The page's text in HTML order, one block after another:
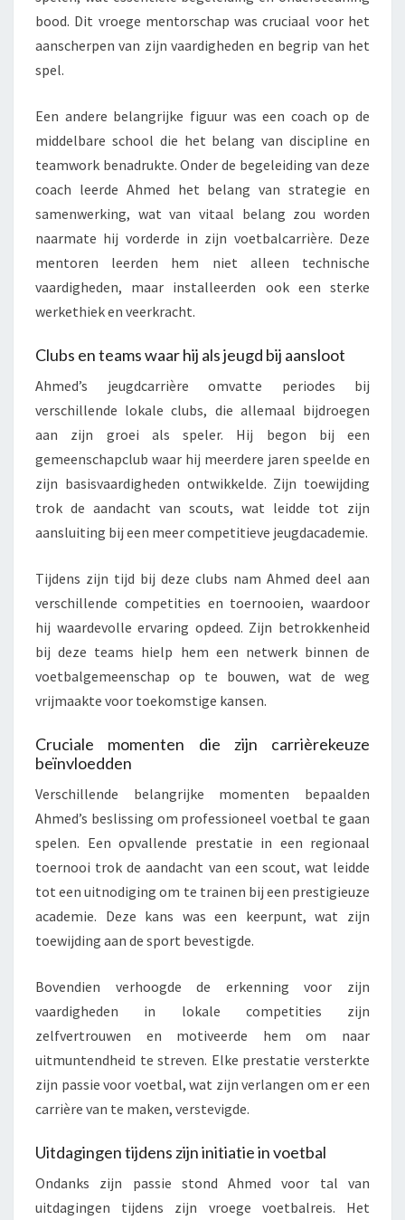
bood. Dit vroege mentorschap was cruciaal voor het
aanscherpen van zijn vaardigheden en begrip van het
spel.
Een andere belangrijke figuur was een coach op de
middelbare school die het belang van discipline en
teamwork benadrukte. Onder de begeleiding van deze
coach leerde Ahmed het belang van strategie en
samenwerking, wat van vitaal belang zou worden
naarmate hij vorderde in zijn voetbalcarrière. Deze
mentoren leerden hem niet alleen technische
vaardigheden, maar installeerden ook een sterke
werkethiek en veerkracht.
Clubs en teams waar hij als jeugd bij aansloot
Ahmed’s jeugdcarrière omvatte periodes bij
verschillende lokale clubs, die allemaal bijdroegen
aan zijn groei als speler. Hij begon bij een
gemeenschapclub waar hij meerdere jaren speelde en
zijn basisvaardigheden ontwikkelde. Zijn toewijding
trok de aandacht van scouts, wat leidde tot zijn
aansluiting bij een meer competitieve jeugdacademie.
Tijdens zijn tijd bij deze clubs nam Ahmed deel aan
verschillende competities en toernooien, waardoor
hij waardevolle ervaring opdeed. Zijn betrokkenheid
bij deze teams hielp hem een netwerk binnen de
voetbalgemeenschap op te bouwen, wat de weg
vrijmaakte voor toekomstige kansen.
Cruciale momenten die zijn carrièrekeuze
beïnvloedden
Verschillende belangrijke momenten bepaalden
Ahmed’s beslissing om professioneel voetbal te gaan
spelen. Een opvallende prestatie in een regionaal
toernooi trok de aandacht van een scout, wat leidde
tot een uitnodiging om te trainen bij een prestigieuze
academie. Deze kans was een keerpunt, wat zijn
toewijding aan de sport bevestigde.
Bovendien verhoogde de erkenning voor zijn
vaardigheden in lokale competities zijn
zelfvertrouwen en motiveerde hem om naar
uitmuntendheid te streven. Elke prestatie versterkte
zijn passie voor voetbal, wat zijn verlangen om er een
carrière van te maken, verstevigde.
Uitdagingen tijdens zijn initiatie in voetbal
Ondanks zijn passie stond Ahmed voor tal van
uitdagingen tijdens zijn vroege voetbalreis. Het